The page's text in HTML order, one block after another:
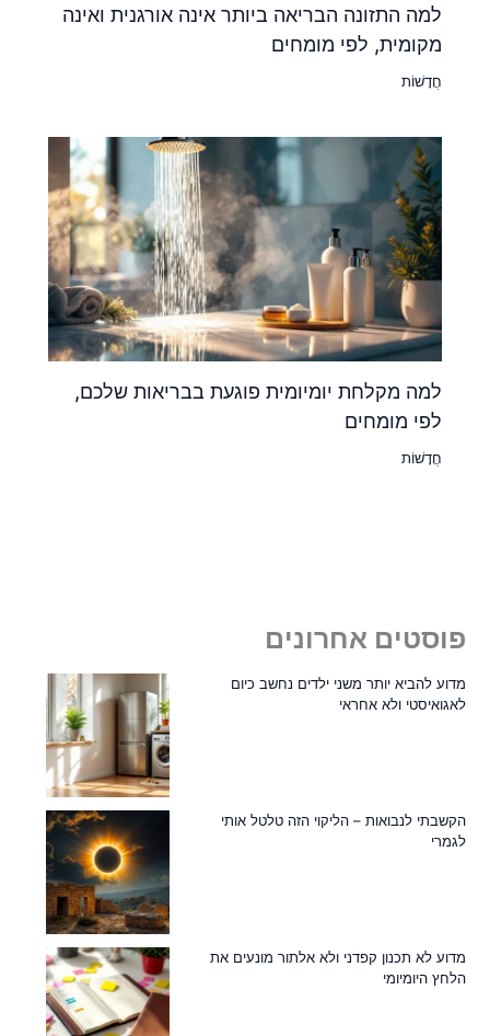
למה התזונה הבריאה ביותר אינה אורגנית ואינה
מקומית, לפי מומחים
חֲדָשׁוֹת
למה מקלחת יומיומית פוגעת בבריאות שלכם,
לפי מומחים
חֲדָשׁוֹת
פוסטים אחרונים
מדוע להביא יותר משני ילדים נחשב כיום
לאגואיסטי ולא אחראי
הקשבתי לנבואות – הליקוי הזה טלטל אותי
לגמרי
מדוע לא תכנון קפדני ולא אלתור מונעים את
הלחץ היומיומי